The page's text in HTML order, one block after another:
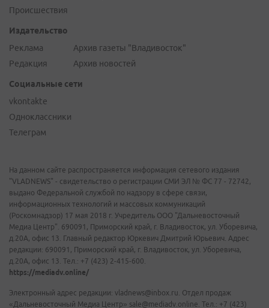
Происшествия
Издательство
Реклама
Редакция
Архив газеты "Владивосток"
Архив новостей
Социальные сети
vkontakte
Одноклассники
Телеграм
На данном сайте распространяется информация сетевого издания
"VLADNEWS" - свидетельство о регистрации СМИ ЭЛ № ФС 77 - 72742,
выдано Федеральной службой по надзору в сфере связи,
информационных технологий и массовых коммуникаций
(Роскомнадзор) 17 мая 2018 г. Учредитель ООО "Дальневосточный
Медиа Центр". 690091, Приморский край, г. Владивосток, ул. Уборевича,
д.20А, офис 13. Главный редактор Юркевич Дмитрий Юрьевич. Адрес
редакции: 690091, Приморский край, г. Владивосток, ул. Уборевича,
д.20А, офис 13. Тел.: +7 (423) 2-415-600.
https://mediadv.online/
Электронный адрес редакции: vladnews@inbox.ru. Отдел продаж
«Дальневосточный Медиа Центр» sale@mediadv.online. Тел.: +7 (423)